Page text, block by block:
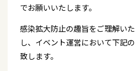
でお願いいたします。
感染拡大防止の趣旨をご理解い
し、イベント運営において下記
致します。